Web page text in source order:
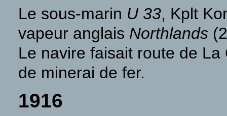
Le sous-marin U 33, Kplt
vapeur anglais Northlands
Le navire faisait route de
de minerai de fer.
1916